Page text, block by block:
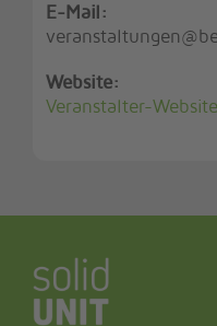
E-Mail:
Website:
Veranstalter-